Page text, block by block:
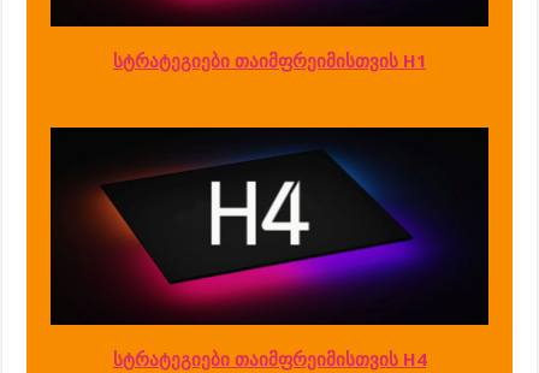
სტრატეგიები თაიმფრეიმისთვის H1
სტრატეგიები თაიმფრეიმისთვის H4